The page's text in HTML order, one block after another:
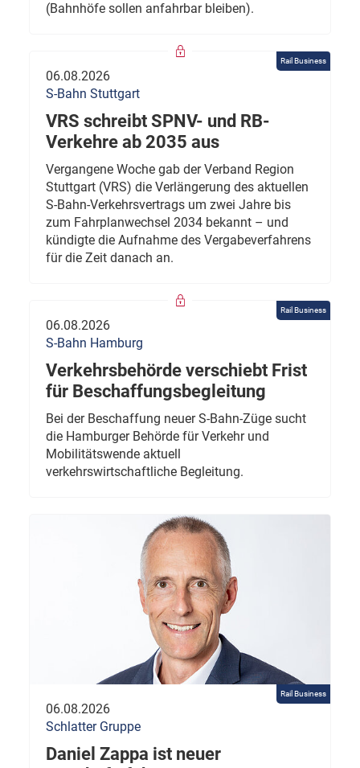
(Bahnhöfe sollen anfahrbar bleiben).
Rail Business
06.08.2026
S-Bahn Stuttgart
VRS schreibt SPNV- und RB-
Verkehre ab 2035 aus
Vergangene Woche gab der Verband Region
Stuttgart (VRS) die Verlängerung des aktuellen
S-Bahn-Verkehrsvertrags um zwei Jahre bis
zum Fahrplanwechsel 2034 bekannt – und
kündigte die Aufnahme des Vergabeverfahrens
für die Zeit danach an.
Rail Business
06.08.2026
S-Bahn Hamburg
Verkehrsbehörde verschiebt Frist
für Beschaffungsbegleitung
Bei der Beschaffung neuer S-Bahn-Züge sucht
die Hamburger Behörde für Verkehr und
Mobilitätswende aktuell
verkehrswirtschaftliche Begleitung.
Rail Business
06.08.2026
Schlatter Gruppe
Daniel Zappa ist neuer